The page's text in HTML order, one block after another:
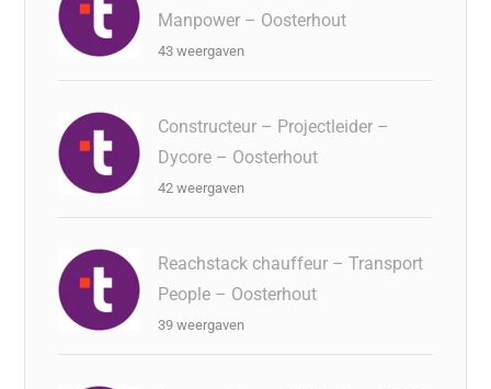
Manpower – Oosterhout
43 weergaven
Constructeur – Projectleider –
Dycore – Oosterhout
42 weergaven
Reachstack chauffeur – Transport
People – Oosterhout
39 weergaven